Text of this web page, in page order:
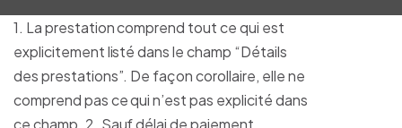
1. La prestation comprend tout ce qui est
explicitement listé dans le champ “Détails
des prestations”. De façon corollaire, elle ne
comprend pas ce qui n’est pas explicité dans
ce champ. 2. Sauf délai de paiement